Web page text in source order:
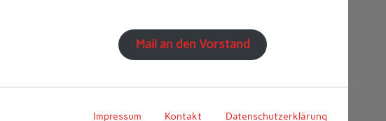
Mail an den Vorstand
Impressum Kontakt Datenschutzerklärung